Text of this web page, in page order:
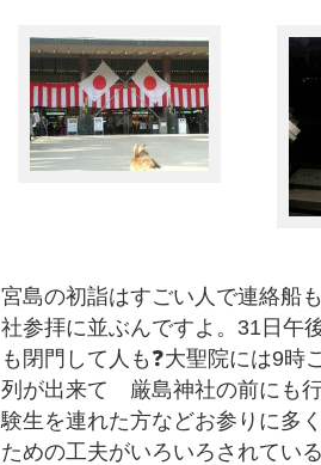
宮島の初詣はすごい人で連絡船
社参拝に並ぶんですよ。31日
も閉門して人も❓大聖院には9
列が出来て 厳島神社の前にも
験生を連れた方などお参りに多
ための工夫がいろいろされてい